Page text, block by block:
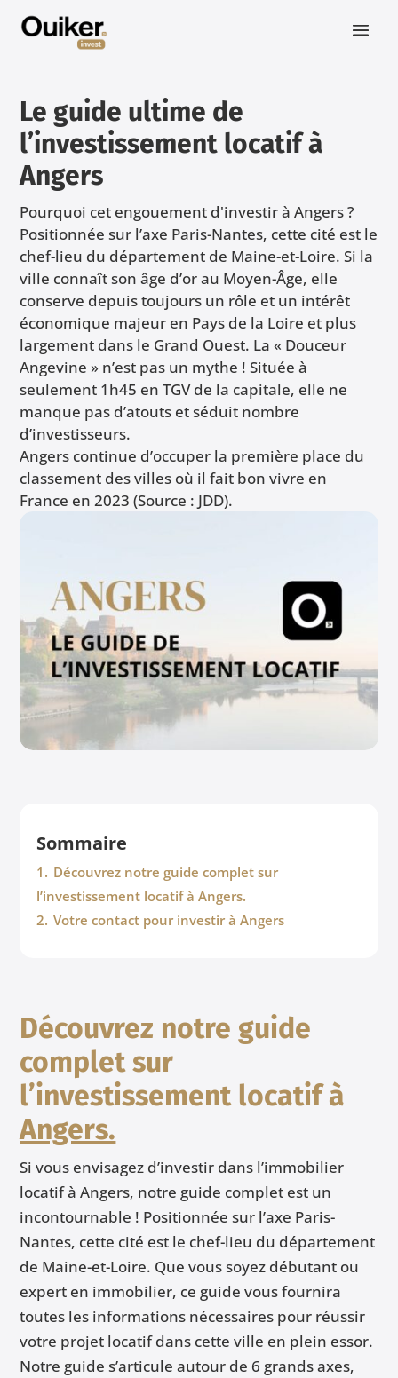
Le guide ultime de
l’investissement locatif à
Angers
Pourquoi cet engouement d'investir à Angers ?
Positionnée sur l’axe Paris-Nantes, cette cité est le
chef-lieu du département de Maine-et-Loire. Si la
ville connaît son âge d’or au Moyen-Âge, elle
conserve depuis toujours un rôle et un intérêt
économique majeur en Pays de la Loire et plus
largement dans le Grand Ouest. La « Douceur
Angevine » n’est pas un mythe ! Située à
seulement 1h45 en TGV de la capitale, elle ne
manque pas d’atouts et séduit nombre
d’investisseurs.
Angers continue d’occuper la première place du
classement des villes où il fait bon vivre en
France en 2023 (Source : JDD).
Sommaire
1. Découvrez notre guide complet sur
l’investissement locatif à Angers.
2. Votre contact pour investir à Angers
Découvrez notre guide
complet sur
l’investissement locatif à
Angers.
Si vous envisagez d’investir dans l’immobilier
locatif à Angers, notre guide complet est un
incontournable ! Positionnée sur l’axe Paris-
Nantes, cette cité est le chef-lieu du département
de Maine-et-Loire. Que vous soyez débutant ou
expert en immobilier, ce guide vous fournira
toutes les informations nécessaires pour réussir
votre projet locatif dans cette ville en plein essor.
Notre guide s’articule autour de 6 grands axes,